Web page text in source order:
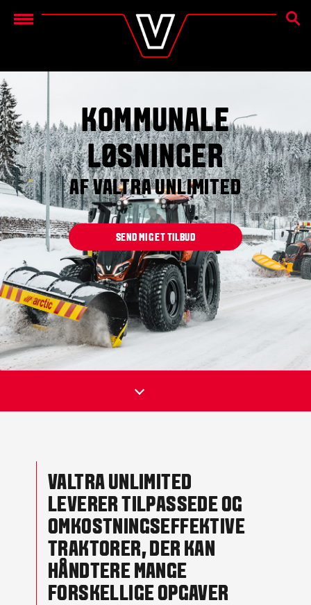
Menu
SØG
KOMMUNALE
LØSNINGER
AF VALTRA UNLIMITED
SEND MIG ET TILBUD
VALTRA UNLIMITED
LEVERER TILPASSEDE OG
OMKOSTNINGSEFFEKTIVE
TRAKTORER, DER KAN
HÅNDTERE MANGE
FORSKELLIGE OPGAVER